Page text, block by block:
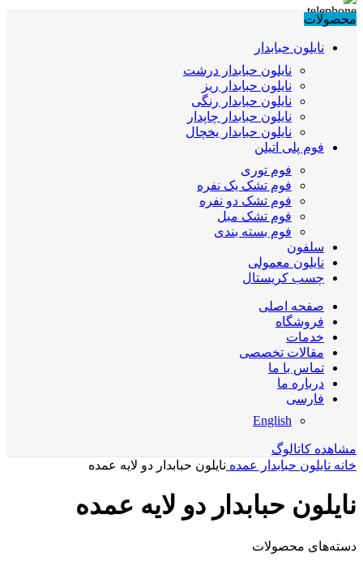
محصولات
نایلون حبابدار
نایلون حبابدار درشت
نایلون حبابدار ریز
نایلون حبابدار رنگی
نایلون حبابدار چاپدار
نایلون حبابدار یخچال
فوم پلی اتیلن
فوم توری
فوم تشک یک نفره
فوم تشک دو نفره
فوم تشک مبل
فوم بسته بندی
سلفون
نایلون معمولی
چسب کریستال
صفحه اصلی
فروشگاه
خدمات
مقالات تخصصی
تماس با ما
درباره ما
فارسی
English
مشاهده کاتالوگ
خانه نایلون حبابدار عمده نایلون حبابدار دو لایه عمده
نایلون حبابدار دو لایه عمده
دسته‌های محصولات